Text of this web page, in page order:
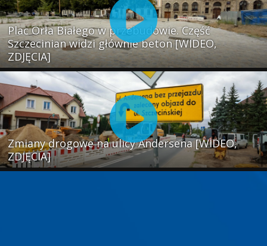
Plac Orła Białego w przebudowie. Część
Szczecinian widzi głównie beton [WIDEO,
ZDJĘCIA]
Zmiany drogowe na ulicy Andersena [WIDEO,
ZDJĘCIA]